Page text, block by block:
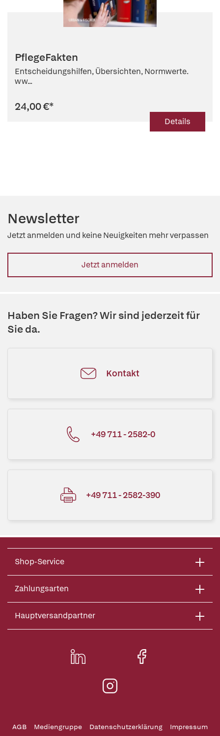
PflegeFakten
Entscheidungshilfen, Übersichten, Normwerte.
ww...
24,00 €*
Details
Newsletter
Jetzt anmelden und keine Neuigkeiten mehr verpassen
Jetzt anmelden
Haben Sie Fragen? Wir sind jederzeit für
Sie da.
Kontakt
+49 711 - 2582-0
+49 711 - 2582-390
Shop-Service
Zahlungsarten
Hauptversandpartner
AGB Mediengruppe Datenschutzerklärung
Impressum